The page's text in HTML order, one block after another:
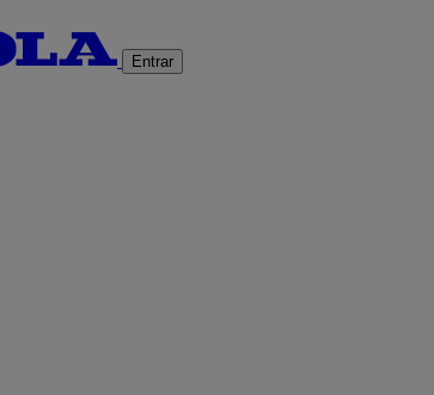
Entrar